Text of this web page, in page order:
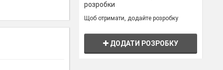
розробки
Щоб отримати, додайте розробку
ДОДАТИ РОЗРОБКУ